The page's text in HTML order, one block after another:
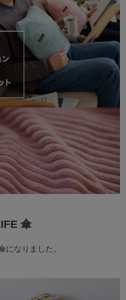
傘
になりました。